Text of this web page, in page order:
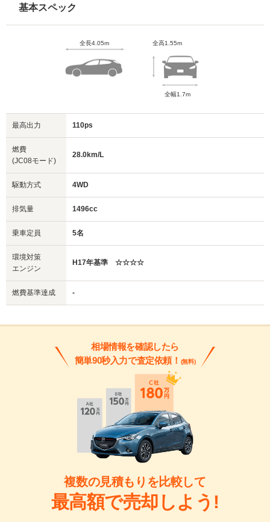
基本スペック
全長4.05m 全高1.55m
全幅1.7m
最高出力 110ps
燃費
(JC08モード)
28.0km/L
駆動方式 4WD
排気量 1496cc
乗車定員 5名
環境対策
エンジン
H17年基準 ☆☆☆☆
燃費基準達成 -
相場情報を確認したら
簡単90秒入力で査定依頼！ (無料)
複数の見積もりを比較して
最高額で売却しよう!